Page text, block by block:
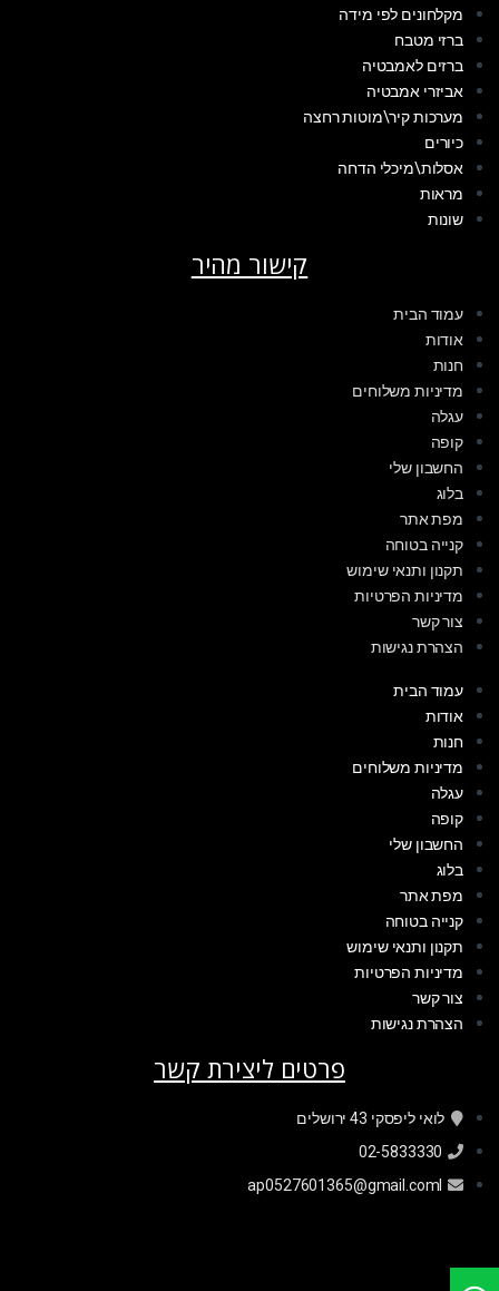
מקלחונים לפי מידה
ברזי מטבח
ברזים לאמבטיה
אביזרי אמבטיה
מערכות קיר\מוטות רחצה
כיורים
אסלות\מיכלי הדחה
מראות
שונות
קישור מהיר
עמוד הבית
אודות
חנות
מדיניות משלוחים
עגלה
קופה
החשבון שלי
בלוג
מפת אתר
קנייה בטוחה
תקנון ותנאי שימוש
מדיניות הפרטיות
צור קשר
הצהרת נגישות
עמוד הבית
אודות
חנות
מדיניות משלוחים
עגלה
קופה
החשבון שלי
בלוג
מפת אתר
קנייה בטוחה
תקנון ותנאי שימוש
מדיניות הפרטיות
צור קשר
הצהרת נגישות
פרטים ליצירת קשר
לואי ליפסקי 43 ירושלים
02-5833330
ap0527601365@gmail.coml